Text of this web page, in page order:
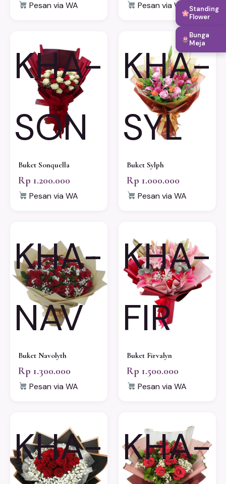
Pesan via WA Pesan via WA
KHA-
SON
Buket Sonquella
Rp 1.200.000
Pesan via WA
KHA-
SYL
Buket Sylph
Rp 1.000.000
Pesan via WA
KHA-
NAV
Buket Navolyth
Rp 1.300.000
Pesan via WA
KHA-
FIR
Buket Firvalyn
Rp 1.500.000
Pesan via WA
KHA- KHA-
Standing
Flower
Bunga
Meja